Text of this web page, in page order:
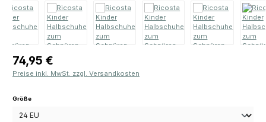
Regulärer Preis:
74,95 €
Preise inkl. MwSt. zzgl. Versandkosten
Größeauswählen